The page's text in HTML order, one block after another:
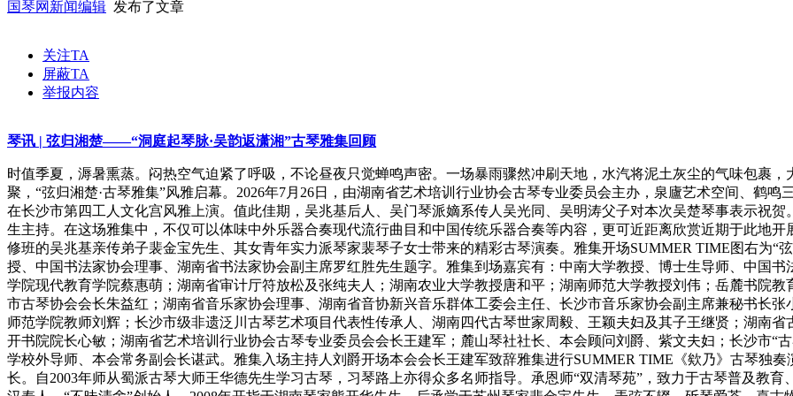
国琴网新闻编辑 发布了文章
关注TA
屏蔽TA
举报内容
琴讯 | 弦归湘楚——“洞庭起琴脉·吴韵返潇湘”古琴雅集回顾
时值季夏，溽暑熏蒸。闷热空气迫紧了呼吸，不论昼夜只觉蝉鸣声密。一场暴雨骤然冲刷天地，水汽将泥土灰尘的气味包裹
聚，“弦归湘楚·古琴雅集”风雅启幕。2026年7月26日，由湖南省艺术培训行业协会古琴专业委员会主办，泉廬艺术空间、鹤
在长沙市第四工人文化宫风雅上演。值此佳期，吴兆基后人、吴门琴派嫡系传人吴光同、吴明涛父子对本次吴楚琴事表示祝
生主持。在这场雅集中，不仅可以体味中外乐器合奏现代流行曲目和中国传统乐器合奏等内容，更可近距离欣赏近期于此地
修班的吴兆基亲传弟子裴金宝先生、其女青年实力派琴家裴琴子女士带来的精彩古琴演奏。雅集开场SUMMER TIME图右为“
授、中国书法家协会理事、湖南省书法家协会副主席罗红胜先生题字。雅集到场嘉宾有：中南大学教授、博士生导师、中国
学院现代教育学院蔡惠萌；湖南省审计厅符放松及张纯夫人；湖南农业大学教授唐和平；湖南师范大学教授刘伟；岳麓书院
市古琴协会会长朱益红；湖南省音乐家协会理事、湖南省音协新兴音乐群体工委会主任、长沙市音乐家协会副主席兼秘书长
师范学院教师刘辉；长沙市级非遗泛川古琴艺术项目代表性传承人、湖南四代古琴世家周毅、王颖夫妇及其子王继贤；湖南
开书院院长心敏；湖南省艺术培训行业协会古琴专业委员会会长王建军；麓山琴社社长、本会顾问刘爵、紫文夫妇；长沙市“
学校外导师、本会常务副会长谌武。雅集入场主持人刘爵开场本会会长王建军致辞雅集进行SUMMER TIME《欸乃》古琴独
长。自2003年师从蜀派古琴大师王华德先生学习古琴，习琴路上亦得众多名师指导。承恩师“双清琴苑”，致力于古琴普及教